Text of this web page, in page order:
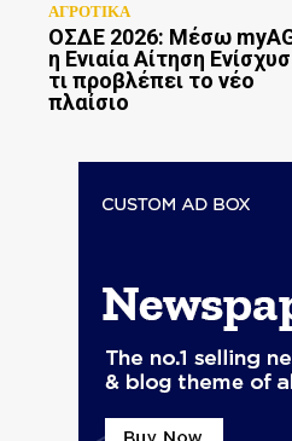
ΑΓΡΟΤΙΚΑ
ΟΣΔΕ 2026: Μέσω
η Ενιαία Αίτηση
τι προβλέπει το νέο
πλαίσιο